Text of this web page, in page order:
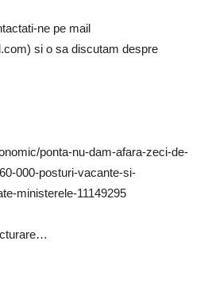
ne pe mail
) si o sa discutam despre
ponta-nu-dam-afara-zeci-de-
000-posturi-vacante-si-
ministerele-11149295